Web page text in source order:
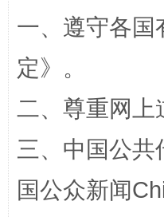
阿坝州三大球赛在
一、遵守各国
定》。
二、尊重网上
三、中国公共
国公众新闻